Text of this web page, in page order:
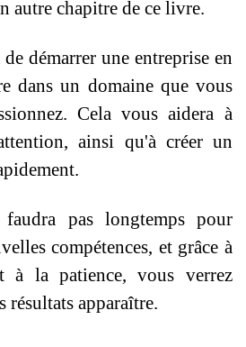
autre chapitre de ce livre.
démarrer une entreprise en
dans un domaine que vous
Cela vous aidera à
ainsi qu'à créer un
pas longtemps pour
compétences, et grâce à
à la patience, vous verrez
résultats apparaître.